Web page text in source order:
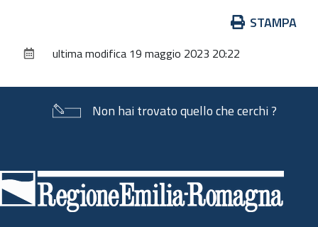
documento
STAMPA
ultima modifica 19 maggio 2023 20:22
Non hai trovato quello che cerchi ?
di
pagina